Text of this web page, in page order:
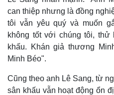
can thiệp nhưng là đồng
tôi vẫn yêu quý và muốn
không tốt với chúng tôi,
khấu. Khán giả thương
Minh Béo".
Cũng theo anh Lê Sang, từ
sân khấu vẫn hoạt động ổn